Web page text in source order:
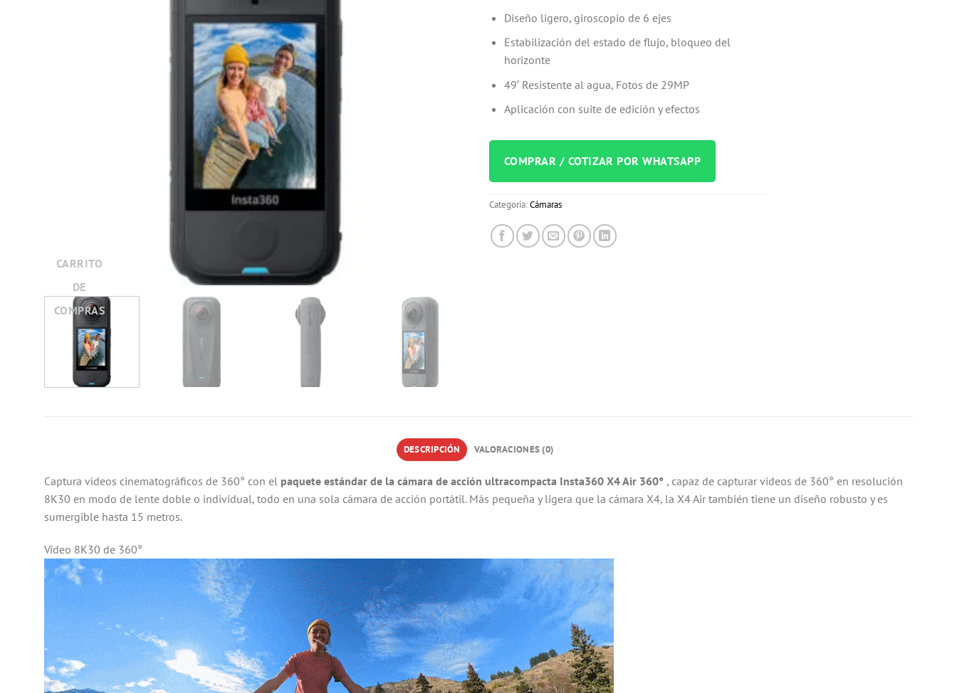
Diseño ligero, giroscopio de 6 ejes
Estabilización del estado de flujo, bloqueo del
horizonte
49′ Resistente al agua, Fotos de 29MP
Aplicación con suite de edición y efectos
COMPRAR / COTIZAR POR WHATSAPP
Categoría:Cámaras
DESCRIPCIÓN VALORACIONES (0)
Captura videos cinematográficos de 360° con el paquete estándar de la cámara de acción ultracompacta Insta360 X4 Air 360° , capaz de capturar videos de 360° en resolución
8K30 en modo de lente doble o individual, todo en una sola cámara de acción portátil. Más pequeña y ligera que la cámara X4, la X4 Air también tiene un diseño robusto y es
sumergible hasta 15 metros.
Vídeo 8K30 de 360°